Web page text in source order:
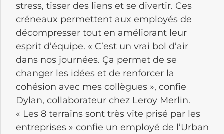
stress, tisser des liens et se divertir. Ces
créneaux permettent aux employés de
décompresser tout en améliorant leur
esprit d’équipe. « C’est un vrai bol d’air
dans nos journées. Ça permet de se
changer les idées et de renforcer la
cohésion avec mes collègues », confie
Dylan, collaborateur chez Leroy Merlin.
« Les 8 terrains sont très vite prisé par les
entreprises » confie un employé de l’Urban